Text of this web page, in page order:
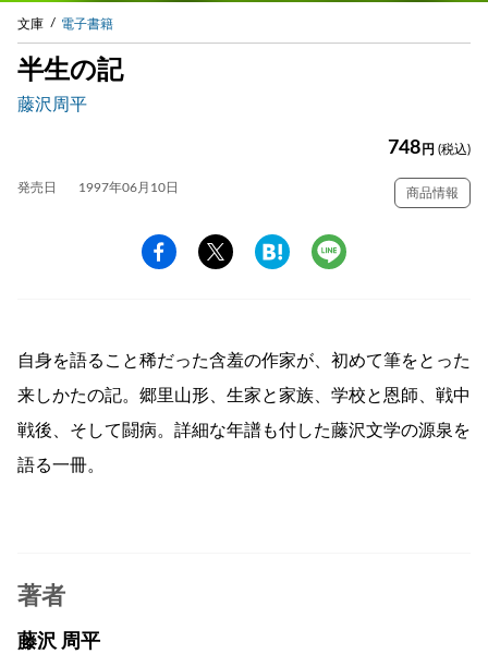
文庫 電子書籍
半生の記
藤沢周平
748 円 (税込)
発売日 1997年06月10日 商品情報
自身を語ること稀だった含羞の作家が、初めて筆をとった
来しかたの記。郷里山形、生家と家族、学校と恩師、戦中
戦後、そして闘病。詳細な年譜も付した藤沢文学の源泉を
語る一冊。
著者
藤沢 周平